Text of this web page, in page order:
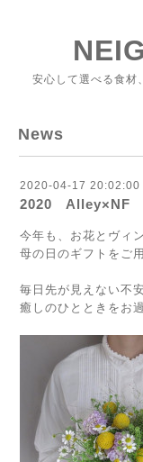
安心して選べる食材
News
2020-04-17 20:02:00
2020 Alley×NF
今年も、お花とヴィ
母の日のギフトをご
毎日先が見えない不
癒しのひとときをお